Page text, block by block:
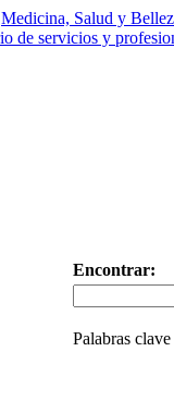
Medicina, Salud y
Encontrar:
Palabras